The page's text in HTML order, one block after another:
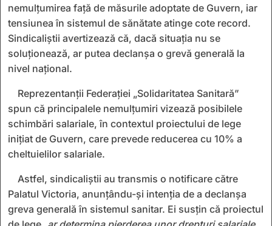
nemulțumirea față de măsurile adoptate de Guvern, iar
tensiunea în sistemul de sănătate atinge cote record.
Sindicaliștii avertizează că, dacă situația nu se
soluționează, ar putea declanșa o grevă generală la
nivel național.
Reprezentanții Federației „Solidaritatea Sanitară”
spun că principalele nemulțumiri vizează posibilele
schimbări salariale, în contextul proiectului de lege
inițiat de Guvern, care prevede reducerea cu 10% a
cheltuielilor salariale.
Astfel, sindicaliștii au transmis o notificare către
Palatul Victoria, anunțându-și intenția de a declanșa
greva generală în sistemul sanitar. Ei susțin că proiectul